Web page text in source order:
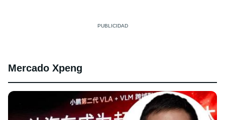
Mercado Xpeng